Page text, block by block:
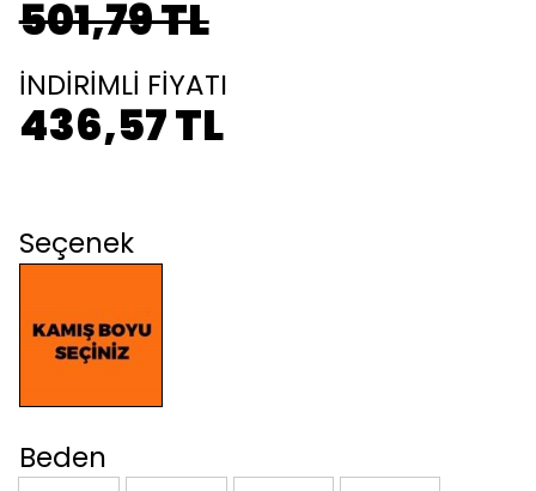
501,79 TL
İNDİRİMLİ FİYATI
436,57 TL
Seçenek
Beden